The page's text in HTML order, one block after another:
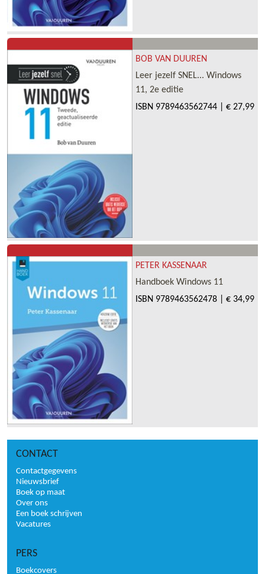
BOB VAN DUUREN
Leer jezelf SNEL... Windows
11, 2e editie
ISBN 9789463562744 € 27,99
PETER KASSENAAR
Handboek Windows 11
ISBN 9789463562478 € 34,99
CONTACT
Contactgegevens
Nieuwsbrief
Boek op maat
Over ons
Een boek schrijven
Vacatures
PERS
Boekcovers